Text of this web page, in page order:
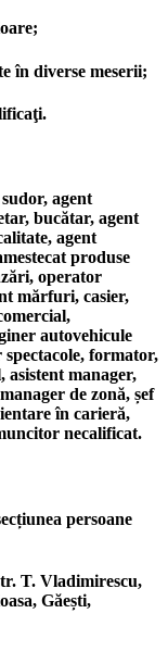
în diverse meserii;
agent
bucătar, agent
agent
produse
operator
mărfuri, casier,
autovehicule
formator,
asistent manager,
de zonă, șef
în carieră,
necalificat.
persoane
T. Vladimirescu,
Găești,